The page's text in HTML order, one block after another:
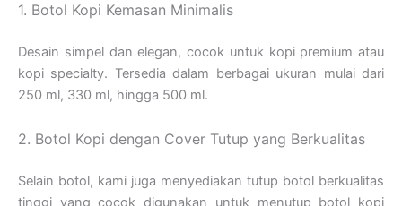
1. Botol Kopi Kemasan Minimalis
Desain simpel dan elegan, cocok untuk kopi premium atau
kopi specialty. Tersedia dalam berbagai ukuran mulai dari
250 ml, 330 ml, hingga 500 ml.
2. Botol Kopi dengan Cover Tutup yang Berkualitas
Selain botol, kami juga menyediakan tutup botol berkualitas
tinggi yang cocok digunakan untuk menutup botol kopi